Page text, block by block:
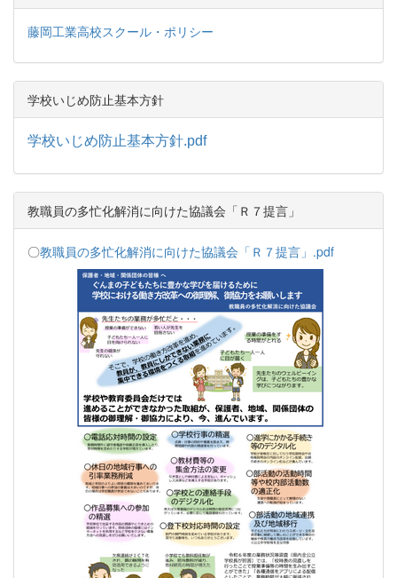
藤岡工業高校スクール・ポリシー
学校いじめ防止基本方針
学校いじめ防止基本方針.pdf
教職員の多忙化解消に向けた協議会「Ｒ７提言」
〇教職員の多忙化解消に向けた協議会「Ｒ７提言」.pdf